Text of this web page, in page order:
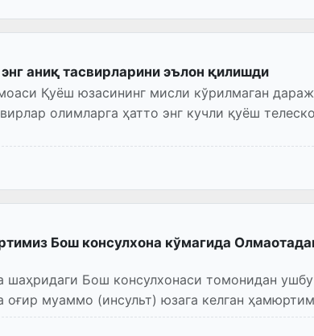
аниқ тасвирларини эълон қилишди
Қуёш юзасининг мисли кўрилмаган
олимларга ҳатто энг кучли қуёш
Бош консулхона кўмагида
шаҳридаги Бош консулхонаси томонидан ушбу
оғир муаммо (инсульт) юзага келган